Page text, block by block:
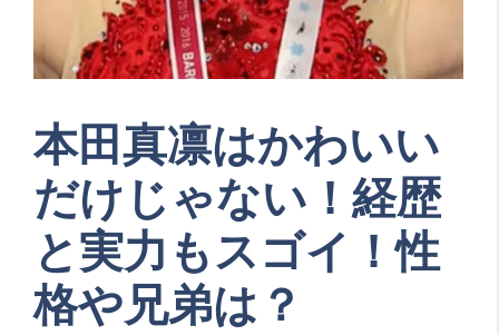
本田真凛はかわいい
だけじゃない！経歴
と実力もスゴイ！性
格や兄弟は？